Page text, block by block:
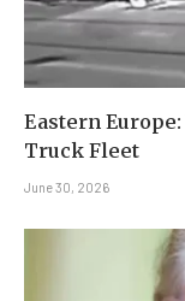
Eastern
Truck Fleet
June 30, 2026